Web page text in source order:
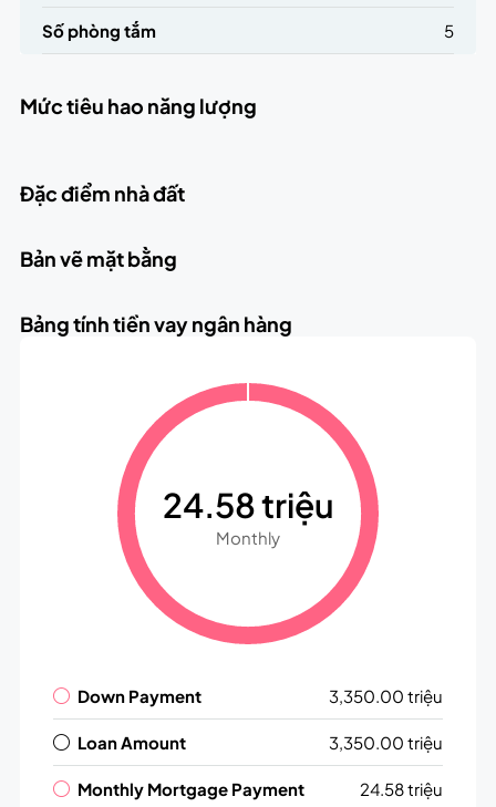
Số phòng tắm 5
Mức tiêu hao năng lượng
Đặc điểm nhà đất
Bản vẽ mặt bằng
Bảng tính tiền vay ngân hàng
24.58 triệu
Monthly
Down Payment 3,350.00 triệu
Loan Amount 3,350.00 triệu
Monthly Mortgage Payment 24.58 triệu